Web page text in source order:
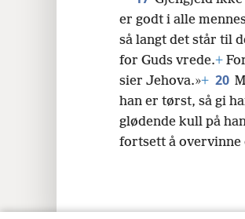
er godt i alle
så langt det står til
for Guds vrede.+
sier Jehova.»+ 20
han er tørst, så gi
glødende kull på
fortsett å overvinne